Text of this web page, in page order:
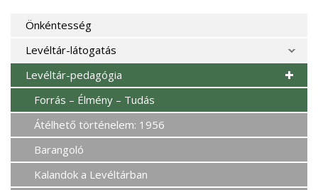
Önkéntesség
Levéltár-látogatás
Levéltár-pedagógia
Forrás – Élmény – Tudás
Átélhető történelem: 1956
Barangoló
Kalandok a Levéltárban